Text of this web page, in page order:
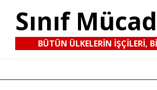
Sınıf
BÜTÜN ÜLKELERIN IŞÇILERI,